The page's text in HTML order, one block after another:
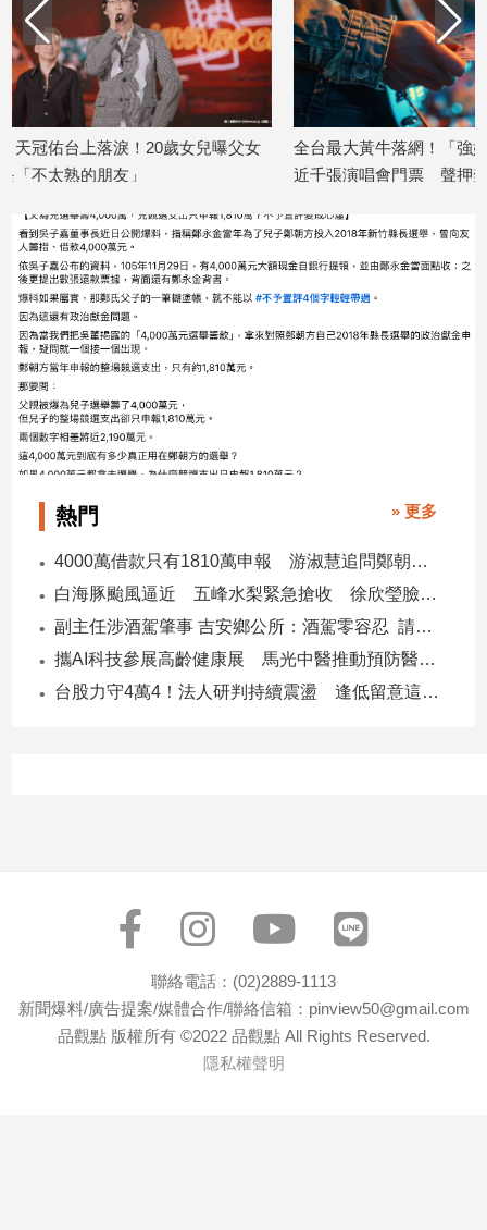
食
星
座/
命
理
消
費
康/
親
子/
感
情
藝
術
／
文
創
／
推
薦
科
戲
運
曝父女
全台最大黃牛落網！「強妮娛樂」查扣
近千張演唱會門票 聲押禁見
SUPER
永豐金證
熱門 » 更多
4000萬借款只有1810萬申報 游淑慧追問鄭朝方：2190萬差額去哪了
白海豚颱風逼近 五峰水梨緊急搶收 徐欣瑩臉書急呼「搶救五峰水梨」
副主任涉酒駕肇事 吉安鄉公所：酒駕零容忍 請辭獲准
攜AI科技參展高齡健康展 馬光中醫推動預防醫學迎接長壽新經濟
台股力守4萬4！法人研判持續震盪 逢低留意這些族群
聯絡電話：(02)2889-1113
新聞爆料/廣告提案/媒體合作/聯絡信箱：pinview50@gmail.com
品觀點 版權所有 ©2022 品觀點 All Rights Reserved.
隱私權聲明